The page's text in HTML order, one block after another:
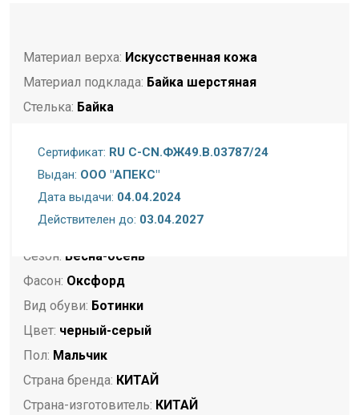
Материал верха: Искусственная кожа
Материал подклада: Байка шерстяная
Стелька: Байка
Полнота:Стандартная стопа
Размерность: Размер в размер
Торговая марка:
Сезон: Весна-осень
Фасон: Оксфорд
Вид обуви: Ботинки
Цвет: черный-серый
Пол: Мальчик
Страна бренда: КИТАЙ
Страна-изготовитель: КИТАЙ
Сертификат: RU C-CN.ФЖ49.B.03787/24
Выдан: ООО "АПЕКС"
Дата выдачи: 04.04.2024
Действителен до: 03.04.2027